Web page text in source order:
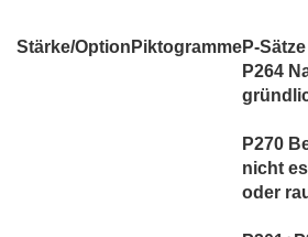
Stärke/Option PiktogrammeP-Sätze
P264
P270
nicht
oder